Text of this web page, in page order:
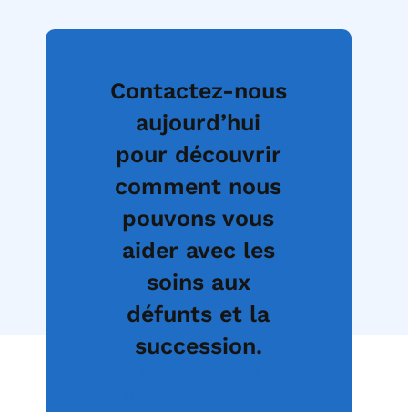
Contactez-nous
aujourd’hui
pour découvrir
comment nous
pouvons vous
aider avec les
soins aux
défunts et la
succession.